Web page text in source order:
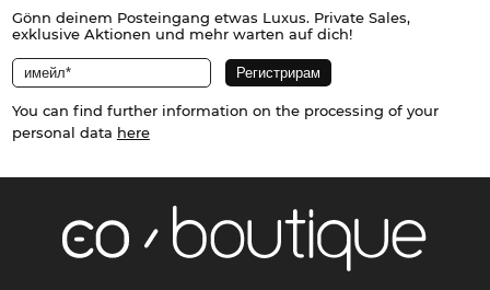
Gönn deinem Posteingang etwas Luxus. Private Sales,
exklusive Aktionen und mehr warten auf dich!
You can find further information on the processing of your
personal data here